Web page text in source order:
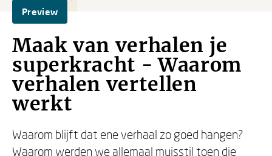
Preview
Maak van verhalen je
superkracht - Waarom
verhalen vertellen
werkt
Waarom blijft dat ene verhaal zo goed hangen?
Waarom werden we allemaal muisstil toen die